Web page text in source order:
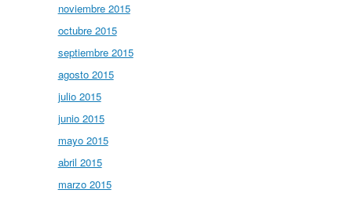
noviembre 2015
octubre 2015
septiembre 2015
agosto 2015
julio 2015
junio 2015
mayo 2015
abril 2015
marzo 2015